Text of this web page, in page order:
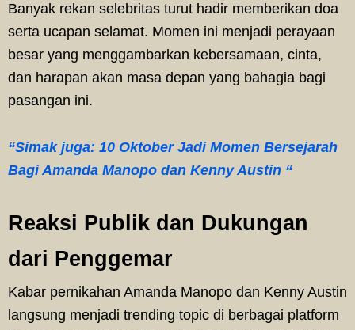
Banyak rekan selebritas turut hadir memberikan doa
serta ucapan selamat. Momen ini menjadi perayaan
besar yang menggambarkan kebersamaan, cinta,
dan harapan akan masa depan yang bahagia bagi
pasangan ini.
“Simak juga: 10 Oktober Jadi Momen Bersejarah
Bagi Amanda Manopo dan Kenny Austin “
Reaksi Publik dan Dukungan
dari Penggemar
Kabar pernikahan Amanda Manopo dan Kenny Austin
langsung menjadi trending topic di berbagai platform